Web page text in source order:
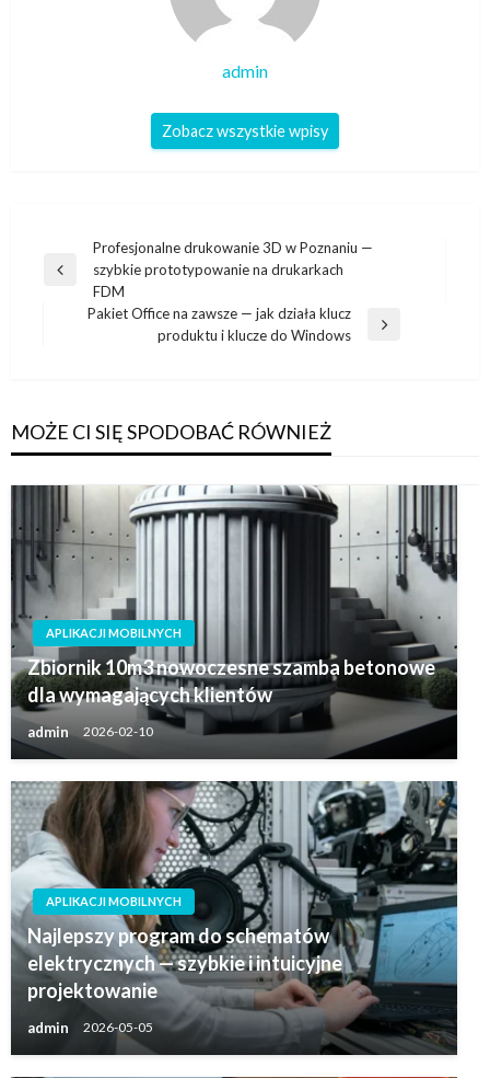
admin
Zobacz wszystkie wpisy
Nawigacja
wpisu
Poprzedni
Profesjonalne drukowanie 3D w Poznaniu —
szybkie prototypowanie na drukarkach
FDM
Pakiet Office na zawsze — jak działa klucz
produktu i klucze do Windows
MOŻE CI SIĘ SPODOBAĆ RÓWNIEŻ
APLIKACJI MOBILNYCH
Zbiornik 10m3 nowoczesne szamba betonowe
dla wymagających klientów
admin 2026-02-10
APLIKACJI MOBILNYCH
Najlepszy program do schematów
elektrycznych — szybkie i intuicyjne
projektowanie
admin 2026-05-05